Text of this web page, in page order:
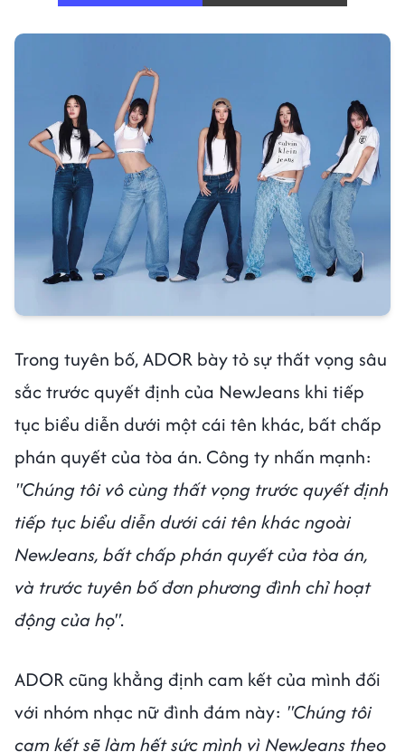
Trong tuyên bố, ADOR bày tỏ sự thất vọng sâu
sắc trước quyết định của NewJeans khi tiếp
tục biểu diễn dưới một cái tên khác, bất chấp
phán quyết của tòa án. Công ty nhấn mạnh:
"Chúng tôi vô cùng thất vọng trước quyết định
tiếp tục biểu diễn dưới cái tên khác ngoài
NewJeans, bất chấp phán quyết của tòa án,
và trước tuyên bố đơn phương đình chỉ hoạt
động của họ".
ADOR cũng khẳng định cam kết của mình đối
với nhóm nhạc nữ đình đám này: "Chúng tôi
cam kết sẽ làm hết sức mình vì NewJeans theo